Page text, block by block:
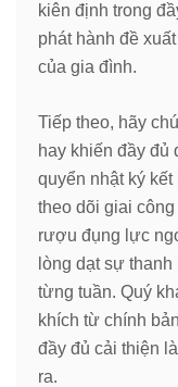
kiên định trong
phát hành đề
của gia đình.
Tiếp theo, hãy
hay khiến đầy đủ
quyển nhật ký
theo dõi giai
rượu đụng lực
lòng dạt sự
từng tuần. Quý
khích từ chính
đầy đủ cải thiện
ra.